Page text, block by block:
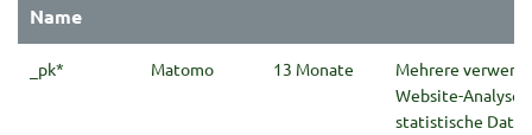
Name
_pk* Matomo 13 Monate
Mehrere
Website-
statistische